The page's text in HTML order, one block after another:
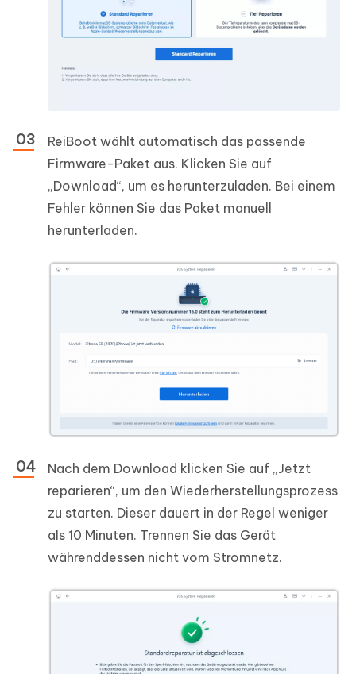
ReiBoot wählt automatisch das passende
Firmware-Paket aus. Klicken Sie auf
„Download“, um es herunterzuladen. Bei einem
Fehler können Sie das Paket manuell
herunterladen.
Nach dem Download klicken Sie auf „Jetzt
reparieren“, um den Wiederherstellungsprozess
zu starten. Dieser dauert in der Regel weniger
als 10 Minuten. Trennen Sie das Gerät
währenddessen nicht vom Stromnetz.